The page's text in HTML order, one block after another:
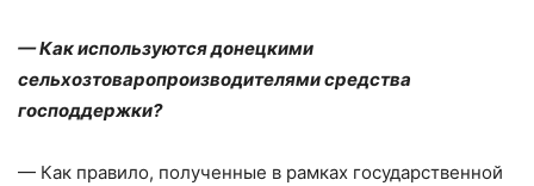
— Как используются донецкими
сельхозтоваропроизводителями средства
господдержки?
— Как правило, полученные в рамках государственной